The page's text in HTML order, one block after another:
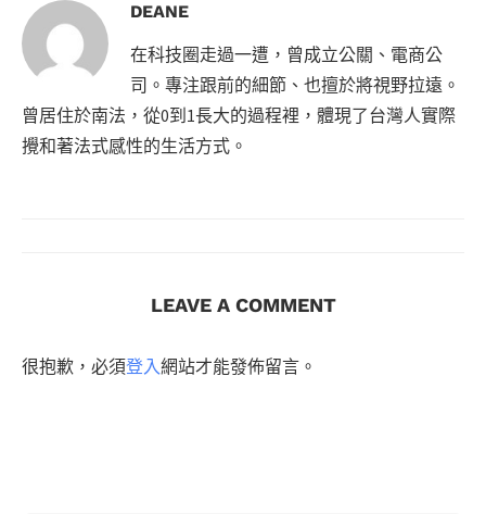
DEANE
在科技圈走過一遭，曾成立公關、電商公
司。專注跟前的細節、也擅於將視野拉遠。
曾居住於南法，從0到1長大的過程裡，體現了台灣人實際
攪和著法式感性的生活方式。
LEAVE A COMMENT
很抱歉，必須登入網站才能發佈留言。